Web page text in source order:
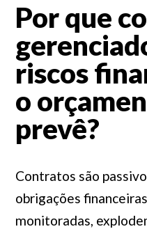
Por que
riscos
o
prevê?
Contratos são
obrigações
monitoradas,